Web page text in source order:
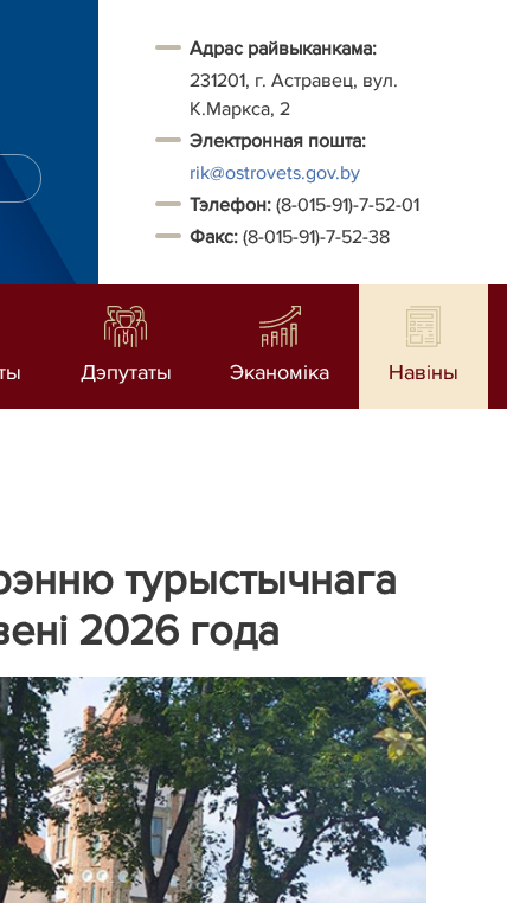
Адрас райвыканкама:
231201, г. Астравец, вул.
К.Маркса, 2
Электронная пошта:
rik@ostrovets.gov.by
Тэлефон: (8-015-91)-7-52-01
Факс: (8-015-91)-7-52-38
Дэпутаты Эканоміка Навіны
турыстычнага
2026 года